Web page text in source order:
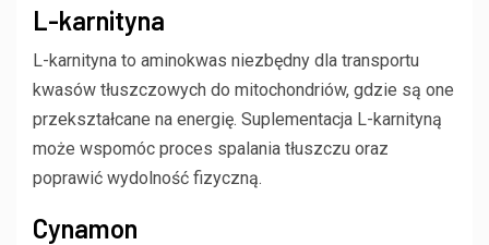
L-karnityna
L-karnityna to aminokwas niezbędny dla transportu
kwasów tłuszczowych do mitochondriów, gdzie są one
przekształcane na energię. Suplementacja L-karnityną
może wspomóc proces spalania tłuszczu oraz
poprawić wydolność fizyczną.
Cynamon